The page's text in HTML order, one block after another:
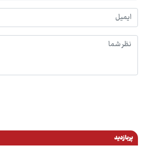
پربازدید